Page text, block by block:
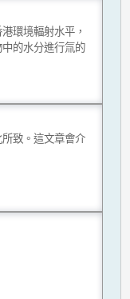
環境輻射水平，
的水分進行氚的
致。這文章會介